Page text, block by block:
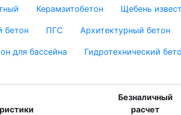
Керамзитобетон Щебень
бетон ПГС Архитектурный бетон
для бассейна Гидротехнический
Безналичный
расчет